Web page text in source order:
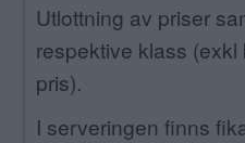
Utlottning av priser
respektive klass
pris).
I serveringen finns